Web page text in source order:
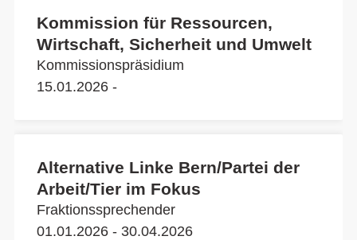
Kommission für Ressourcen,
Wirtschaft, Sicherheit und Umwelt
Kommissionspräsidium
15.01.2026 -
Alternative Linke Bern/Partei der
Arbeit/Tier im Fokus
Fraktionssprechender
01.01.2026 - 30.04.2026